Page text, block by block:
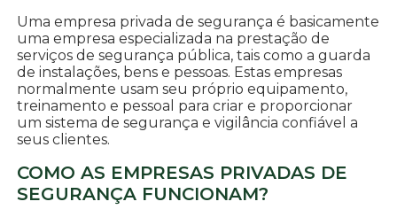
Uma empresa privada de segurança é basicamente
uma empresa especializada na prestação de
serviços de segurança pública, tais como a guarda
de instalações, bens e pessoas. Estas empresas
normalmente usam seu próprio equipamento,
treinamento e pessoal para criar e proporcionar
um sistema de segurança e vigilância confiável a
seus clientes.
COMO AS EMPRESAS PRIVADAS DE
SEGURANÇA FUNCIONAM?